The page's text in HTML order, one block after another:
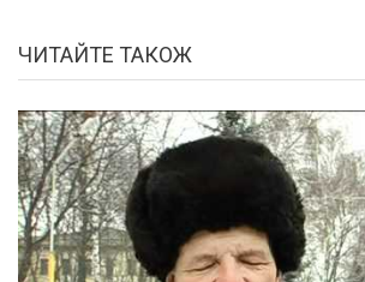
ЧИТАЙТЕ ТАКОЖ